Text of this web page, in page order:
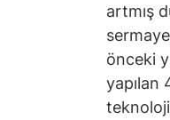
artmış
önceki
yapılan